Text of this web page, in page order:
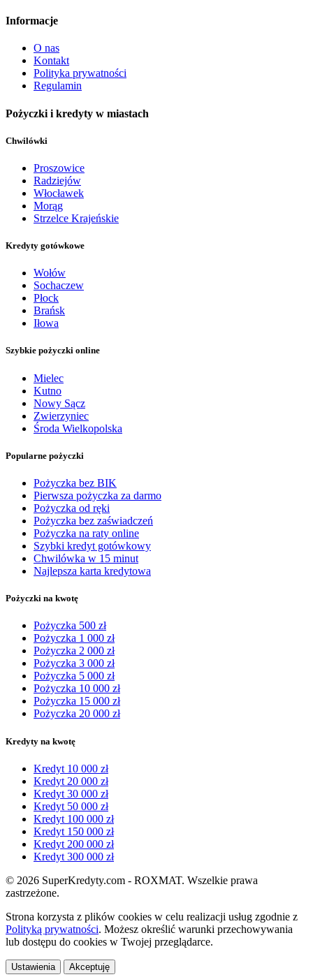
Informacje
O nas
Kontakt
Polityka prywatności
Regulamin
Pożyczki i kredyty w miastach
Chwilówki
Proszowice
Radziejów
Włocławek
Morąg
Strzelce Krajeńskie
Kredyty gotówkowe
Wołów
Sochaczew
Płock
Brańsk
Iłowa
Szybkie pożyczki online
Mielec
Kutno
Nowy Sącz
Zwierzyniec
Środa Wielkopolska
Popularne pożyczki
Pożyczka bez BIK
Pierwsza pożyczka za darmo
Pożyczka od ręki
Pożyczka bez zaświadczeń
Pożyczka na raty online
Szybki kredyt gotówkowy
Chwilówka w 15 minut
Najlepsza karta kredytowa
Pożyczki na kwotę
Pożyczka 500 zł
Pożyczka 1 000 zł
Pożyczka 2 000 zł
Pożyczka 3 000 zł
Pożyczka 5 000 zł
Pożyczka 10 000 zł
Pożyczka 15 000 zł
Pożyczka 20 000 zł
Kredyty na kwotę
Kredyt 10 000 zł
Kredyt 20 000 zł
Kredyt 30 000 zł
Kredyt 50 000 zł
Kredyt 100 000 zł
Kredyt 150 000 zł
Kredyt 200 000 zł
Kredyt 300 000 zł
© 2026 SuperKredyty.com - ROXMAT. Wszelkie prawa
zastrzeżone.
Strona korzysta z plików cookies w celu realizacji usług zgodnie z
Polityką prywatności. Możesz określić warunki przechowywania
lub dostępu do cookies w Twojej przeglądarce.
Ustawienia Akceptuję